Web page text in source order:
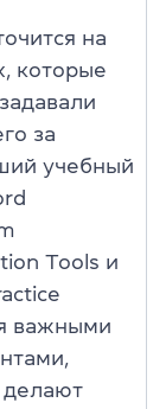
на
которые
за
учебный
Tools и
важными
делают